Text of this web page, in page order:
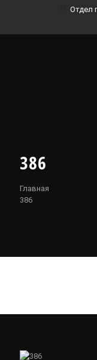
Отдел
386
Главная
386